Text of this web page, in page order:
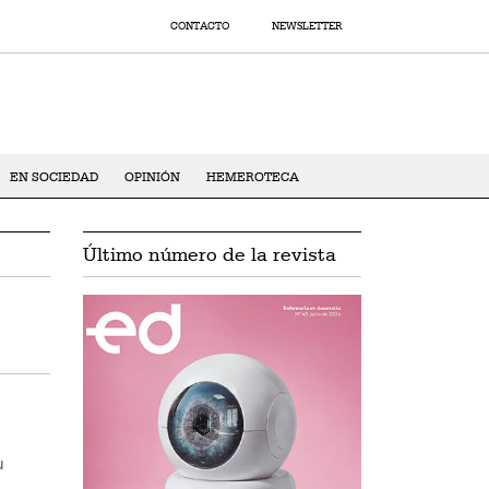
CONTACTO NEWSLETTER
EN SOCIEDAD OPINIÓN HEMEROTECA
Último número de la revista